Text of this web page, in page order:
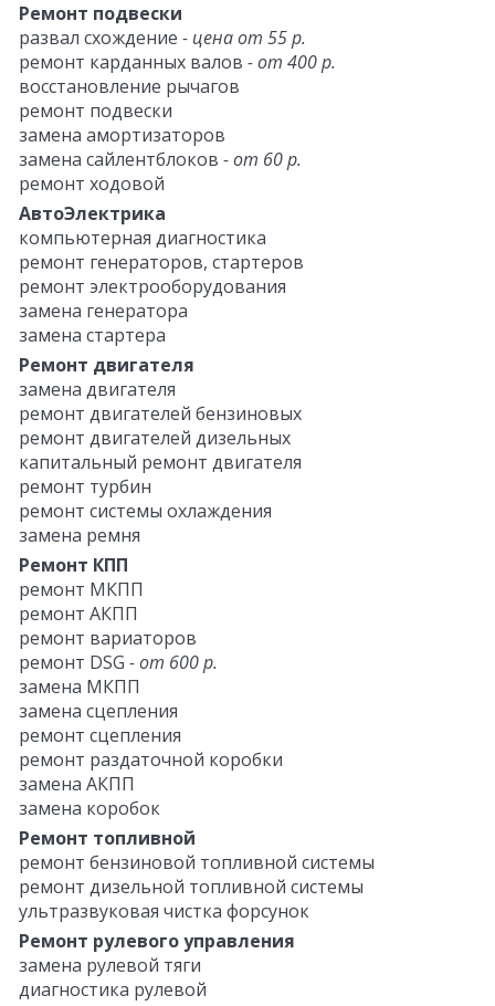
Ремонт подвески
развал схождение - цена от 55 р.
ремонт карданных валов - от 400 р.
восстановление рычагов
ремонт подвески
замена амортизаторов
замена сайлентблоков - от 60 р.
ремонт ходовой
АвтоЭлектрика
компьютерная диагностика
ремонт генераторов, стартеров
ремонт электрооборудования
замена генератора
замена стартера
Ремонт двигателя
замена двигателя
ремонт двигателей бензиновых
ремонт двигателей дизельных
капитальный ремонт двигателя
ремонт турбин
ремонт системы охлаждения
замена ремня
Ремонт КПП
ремонт МКПП
ремонт АКПП
ремонт вариаторов
ремонт DSG - от 600 р.
замена МКПП
замена сцепления
ремонт сцепления
ремонт раздаточной коробки
замена АКПП
замена коробок
Ремонт топливной
ремонт бензиновой топливной системы
ремонт дизельной топливной системы
ультразвуковая чистка форсунок
Ремонт рулевого управления
замена рулевой тяги
диагностика рулевой